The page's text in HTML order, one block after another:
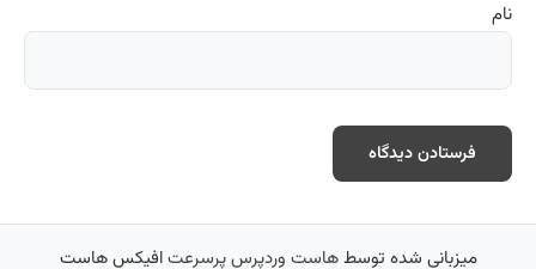
نام
میزبانی شده توسطهاست وردپرس پرسرعتافیکس هاست